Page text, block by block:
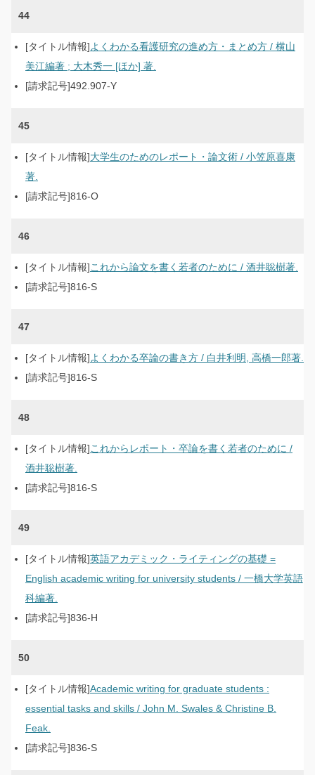
44
よくわかる看護研究の進め方・まとめ方 / 横山
美江編著 ; 大木秀一 [ほか] 著.
492.907-Y
45
大学生のためのレポート・論文術 / 小笠原喜康
著.
816-O
46
これから論文を書く若者のために / 酒井聡樹著.
816-S
47
よくわかる卒論の書き方 / 白井利明, 高橋一郎著.
816-S
48
これからレポート・卒論を書く若者のために /
酒井聡樹著.
816-S
49
英語アカデミック・ライティングの基礎 =
English academic writing for university students / 一橋大学英語
科編著.
836-H
50
Academic writing for graduate students :
essential tasks and skills / John M. Swales & Christine B.
Feak.
836-S